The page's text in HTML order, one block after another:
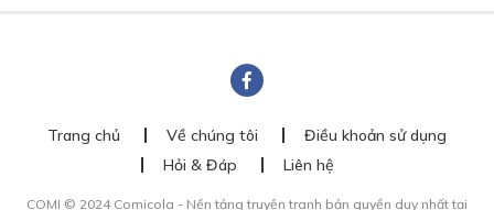
Trang chủ Về chúng tôi
Điều khoản sử dụng
Hỏi & Đáp
Liên hệ
COMI © 2024 Comicola - Nền tảng truyện tranh bản quyền duy nhất tại